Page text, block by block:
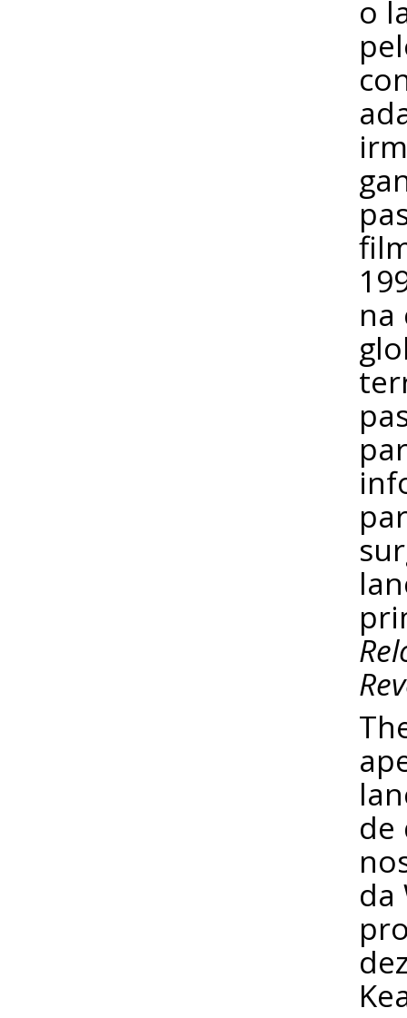
o
na
de
da